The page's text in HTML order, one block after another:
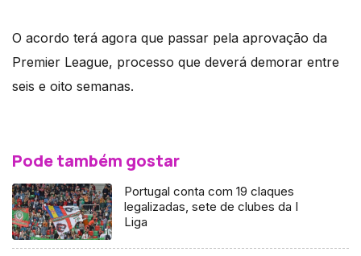
O acordo terá agora que passar pela aprovação da
Premier League, processo que deverá demorar entre
seis e oito semanas.
Pode também gostar
Portugal conta com 19 claques
legalizadas, sete de clubes da I
Liga